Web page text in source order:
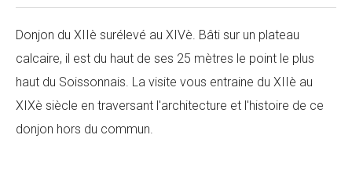
Donjon du XIIè surélevé au XIVè. Bâti sur un plateau
calcaire, il est du haut de ses 25 mètres le point le plus
haut du Soissonnais. La visite vous entraine du XIIè au
XIXè siècle en traversant l'architecture et l'histoire de ce
donjon hors du commun.